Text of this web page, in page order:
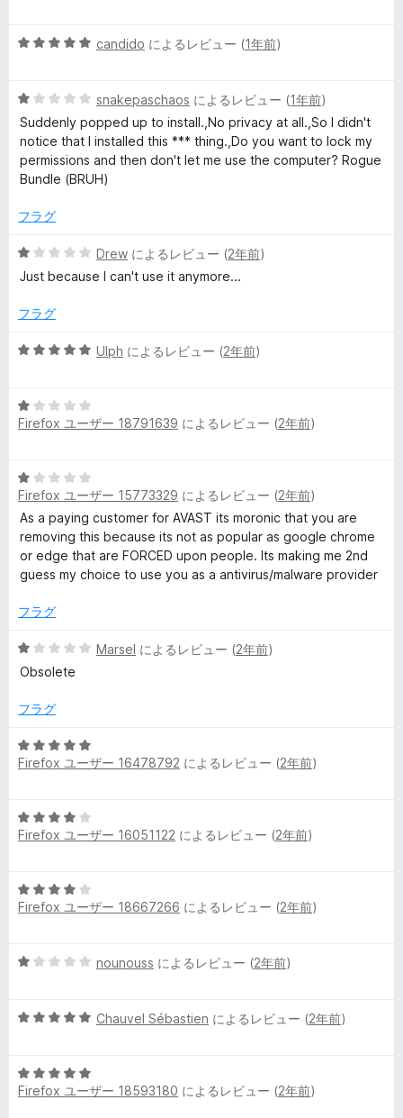
レ
ビ
ュ
ー
価
3
価
5
中
5
の
評
価
candido によるレビュー (1年前)
5
段
階
中
1
評
snakepaschaos によるレビュー (1年前)
Suddenly popped up to install.,No privacy at all.,So I didn't
notice that I installed this *** thing.,Do you want to lock my
permissions and then don't let me use the computer? Rogue
Bundle (BRUH)
フラグ
5
段
中
の
Drew によるレビュー (2年前)
Just because I can't use it anymore...
フラグ
5
中
5
価
Ulph によるレビュー (2年前)
5
段
1
の
評
価
Firefox ユーザー 18791639 によるレビュー (2年前)
5
段
階
中
1
の
価
Firefox ユーザー 15773329 によるレビュー (2年前)
As a paying customer for AVAST its moronic that you are
removing this because its not as popular as google chrome
or edge that are FORCED upon people. Its making me 2nd
guess my choice to use you as a antivirus/malware provider
フラグ
5
段
中
の
評
Marsel によるレビュー (2年前)
Obsolete
フラグ
5
段
5
の
Firefox ユーザー 16478792 によるレビュー (2年前)
5
段
4
の
Firefox ユーザー 16051122 によるレビュー (2年前)
5
段
4
価
Firefox ユーザー 18667266 によるレビュー (2年前)
5
中
評
価
nounouss によるレビュー (2年前)
5
中
5
Chauvel Sébastien によるレビュー (2年前)
5
段
Firefox ユーザー 18593180 によるレビュー (2年前)